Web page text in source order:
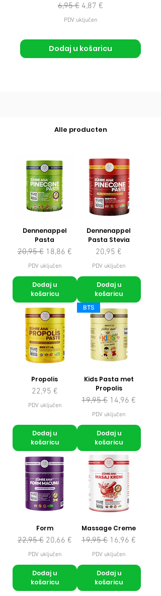
Redovna cijena
6,95 € Cijena s popustom
4,87 €
PDV uključen
Dodaj u košaricu
Alle producten
Dennenappel
Pasta
Redovna cijena
20,95 € Cijena s popustom
18,86 €
PDV uključen
Dodaj u
košaricu
Dennenappel
Pasta Stevia
Cijena
20,95 €
PDV uključen
Dodaj u
košaricu
Propolis
Cijena
22,95 €
PDV uključen
Dodaj u
košaricu
BTS
Kids Pasta met
Propolis
Redovna cijena
19,95 € Cijena s
14,96 €
PDV uključen
Dodaj u
košaricu
Form
Redovna cijena
22,95 € Cijena s popustom
20,66 €
PDV uključen
Dodaj u
košaricu
Massage Creme
Redovna cijena
19,95 € Cijena s
16,96 €
PDV uključen
Dodaj u
košaricu